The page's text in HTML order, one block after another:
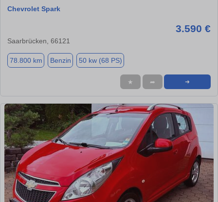
Chevrolet Spark
3.590 €
Saarbrücken, 66121
78.800 km Benzin 50 kw (68 PS)
★ ➦ ➜